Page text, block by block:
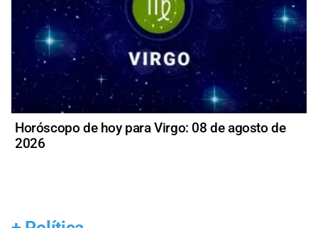
Horóscopo de hoy para Virgo: 08 de agosto de
2026